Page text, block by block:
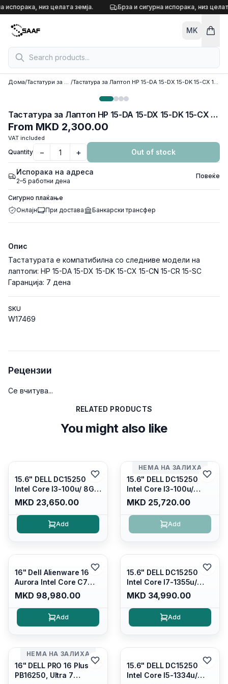
Skip to content
испорака, низ целата земја. Брза и сигурна испорака, низ
MK
Дома/ Тастатури за лаптоп / Тастатура за Лаптоп HP 15-DA 15-DX 15-DK 15-CX 15-CN 15-CR 15-SC
Тастатура за Лаптоп HP 15-DA 15-DX 15-DK 15-CX 15-CN 15-CR 15-SC
From MKD 2,300.00
VAT included
Quantity − + Out of stock
Испорака на адреса
2–5 работни дена
Повеќе
Сигурно плаќање
Онлајн
При достава Банкарски трансфер
Опис
Тастатурата е компатибилна со следниве модели на
лаптопи: HP 15-DA 15-DX 15-DK 15-CX 15-CN 15-CR 15-SC
Гаранција: 7 дена
SKU
W17469
Рецензии
Се вчитува...
RELATED PRODUCTS
You might also like
15.6" DELL DC15250
Intel Core I3-100u/ 8GB
DDR4/ 512GB SSD M.2/
Iris Xe Graphics/ 120Hz
Anti-glare LED Display/
Backlit Kb/ Platinum
MKD 23,650.00
Add
НЕМА НА ЗАЛИХА
15.6" DELL DC15250
Intel Core I3-100u/
16GB DDR4/ 512GB SSD
M.2/ Iris Xe Graphics/
120Hz Anti-glare LED
Display/ Backlit Kb/
MKD 25,720.00
Add
16" Dell Alienware 16
Aurora Intel Core C7
240H /16GB RAM DDR5
5600mhz/ 1TB SSD M.2
Nvme/rtx4050 6GB/
Wqxga(2560x1600)
Win 11 Home/
MKD 98,980.00
Add
15.6" DELL DC15250
Intel Core I7-1355u/
16GB DDR4 / 512GB SSD
M.2 2230/ Intel UHD
Graphics/ 120Hz Anti-
glare FULLHD LED
MKD 34,990.00
Add
НЕМА НА ЗАЛИХА
16" DELL PRO 16 Plus
PB16250, Ultra 7
15.6" DELL DC15250
Intel Core I5-1334u/